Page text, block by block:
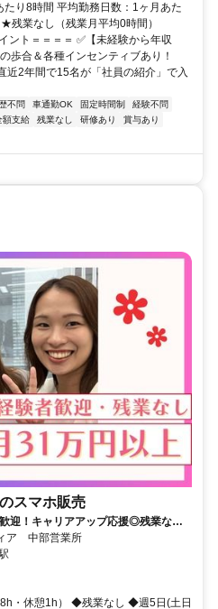
り8時間 平均勤務日数：1ヶ月あた
残業なし（残業月平均0時間）
ント＝＝＝＝ ✅【未経験から年収
歩合＆各種インセンティブあり！
近2年間で15名が「社員の紹介」で入
不問 車通勤OK 固定時間制
経験不問
額支給 残業なし 研修あり
賞与あり
スマホ販売
迎！キャリアアップ応援◎残業なし&
ア 中部営業所
・休憩1h） ◆残業なし ◆週5日(土日